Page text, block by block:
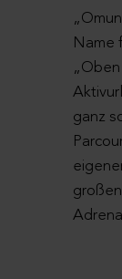
Name
ganz